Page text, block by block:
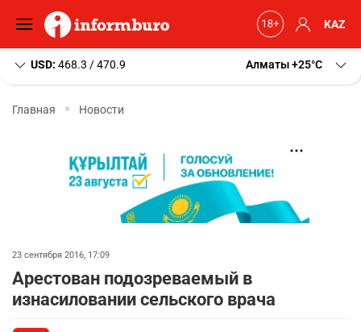
KAZ
USD: 468.3 / 470.9 Алматы+25 C
Главная Новости
23 сентября 2016, 17:09
Арестован подозреваемый в
изнасиловании сельского врача